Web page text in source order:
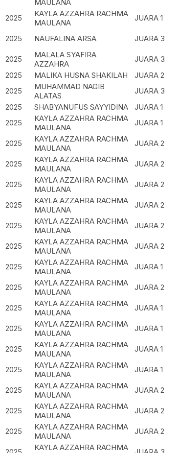
MAULANA
2025
KAYLA AZZAHRA RACHMA
MAULANA
JUARA 1
2025
NAUFALINA ARSA JUARA 3
2025
MALALA SYAFIRA
AZZAHRA
JUARA 3
2025
MALIKA HUSNA SHAKILAH JUARA 2
2025
MUHAMMAD NAGIB
ALATAS
JUARA 3
2025
SHABYANUFUS SAYYIDINA JUARA 1
2025
KAYLA AZZAHRA RACHMA
MAULANA
JUARA 1
2025
KAYLA AZZAHRA RACHMA
MAULANA
JUARA 2
2025
KAYLA AZZAHRA RACHMA
MAULANA
JUARA 2
2025
KAYLA AZZAHRA RACHMA
MAULANA
JUARA 2
2025
KAYLA AZZAHRA RACHMA
MAULANA
JUARA 2
2025
KAYLA AZZAHRA RACHMA
MAULANA
JUARA 2
2025
KAYLA AZZAHRA RACHMA
MAULANA
JUARA 2
2025
KAYLA AZZAHRA RACHMA
MAULANA
JUARA 1
2025
KAYLA AZZAHRA RACHMA
MAULANA
JUARA 2
2025
KAYLA AZZAHRA RACHMA
MAULANA
JUARA 1
2025
KAYLA AZZAHRA RACHMA
MAULANA
JUARA 1
2025
KAYLA AZZAHRA RACHMA
MAULANA
JUARA 1
2025
KAYLA AZZAHRA RACHMA
MAULANA
JUARA 1
2025
KAYLA AZZAHRA RACHMA
MAULANA
JUARA 2
2025
KAYLA AZZAHRA RACHMA
MAULANA
JUARA 2
2025
KAYLA AZZAHRA RACHMA
MAULANA
JUARA 2
KAYLA AZZAHRA RACHMA